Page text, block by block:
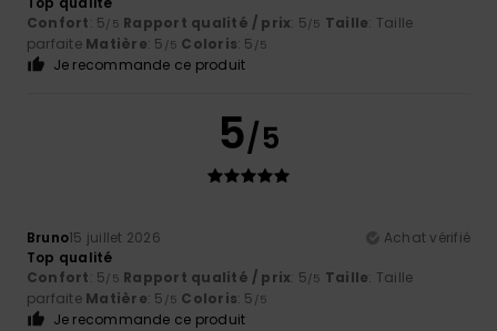
Confort: 5/5 Rapport qualité / prix: 5/5 Taille: Taille
parfaite Matière: 5 /5 Coloris: 5 /5
Je recommande ce produit
5/5
Bruno15 juillet 2026
Achat vérifié
Top qualité
Confort: 5/5 Rapport qualité / prix: 5/5 Taille: Taille
parfaite Matière: 5 /5 Coloris: 5 /5
Je recommande ce produit